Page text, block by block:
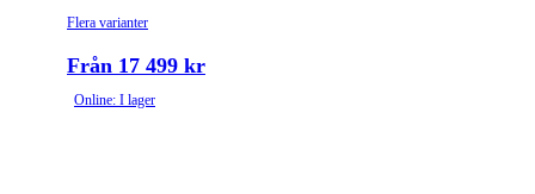
Flera varianter
Från 17 499 kr
Online: I lager